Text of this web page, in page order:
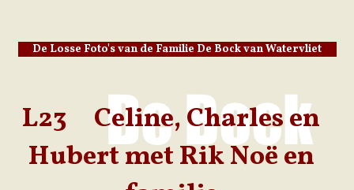
De Losse Foto's van de Familie De Bock van Watervliet
L23 Celine, Charles en
Hubert met Rik Noë en